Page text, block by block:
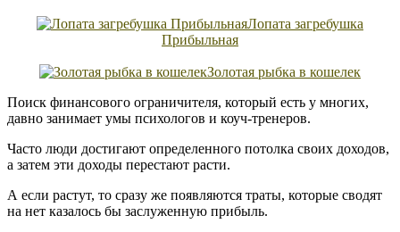
Лопата загребушка
Прибыльная
Золотая рыбка в кошелек
Поиск финансового ограничителя, который есть у многих,
давно занимает умы психологов и коуч-тренеров.
Часто люди достигают определенного потолка своих доходов,
а затем эти доходы перестают расти.
А если растут, то сразу же появляются траты, которые сводят
на нет казалось бы заслуженную прибыль.